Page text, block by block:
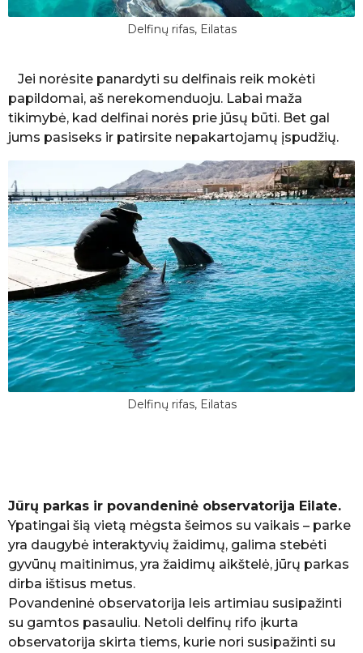
Delfinų rifas, Eilatas
Jei norėsite panardyti su delfinais reik mokėti
papildomai, aš nerekomenduoju. Labai maža
tikimybė, kad delfinai norės prie jūsų būti. Bet gal
jums pasiseks ir patirsite nepakartojamų įspudžių.
Delfinų rifas, Eilatas
Jūrų parkas ir povandeninė observatorija Eilate.
Ypatingai šią vietą mėgsta šeimos su vaikais – parke
yra daugybė interaktyvių žaidimų, galima stebėti
gyvūnų maitinimus, yra žaidimų aikštelė, jūrų parkas
dirba ištisus metus.
Povandeninė observatorija leis artimiau susipažinti
su gamtos pasauliu. Netoli delfinų rifo įkurta
observatorija skirta tiems, kurie nori susipažinti su